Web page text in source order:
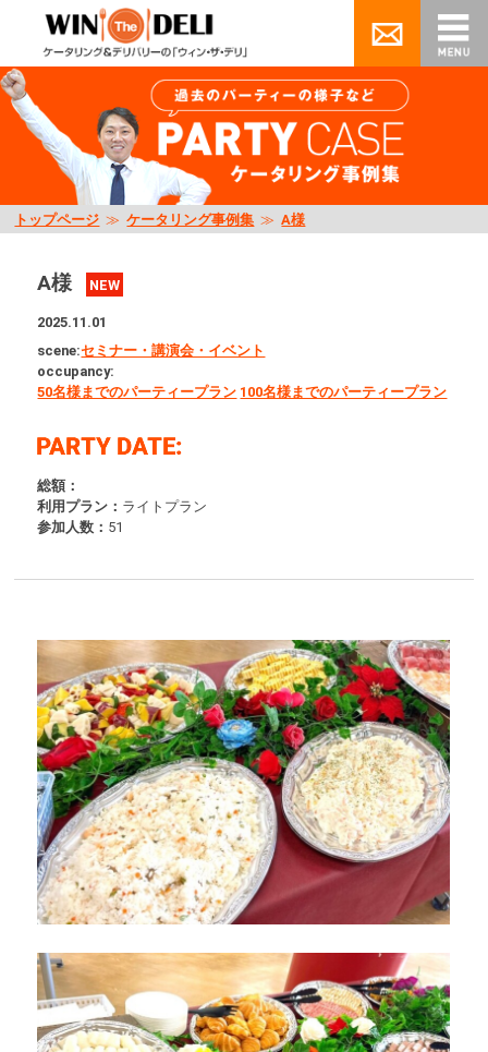
トップページ ≫ケータリング事例集 ≫A様
A様 NEW
2025.11.01
scene:セミナー・講演会・イベント
occupancy:
50名様までのパーティープラン 100名様までのパーティープラン
総額：
利用プラン： ライトプラン
参加人数： 51